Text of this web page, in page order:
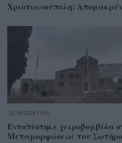
Χριστιανούπολη:
23/05/2024 15:35
Eντοπίστηκε χειροβομβίδα
Μεταμορφώσεως του